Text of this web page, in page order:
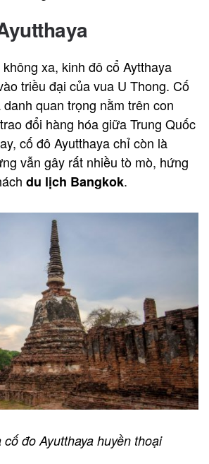
xa, kinh đô cổ Aytthaya
triều đại của vua U Thong. Cố
quan trọng nằm trên con
đổi hàng hóa giữa Trung Quốc
cố đô Ayutthaya chỉ còn là
vẫn gây rất nhiều tò mò, hứng
du lịch Bangkok.
đo Ayutthaya huyền thoại